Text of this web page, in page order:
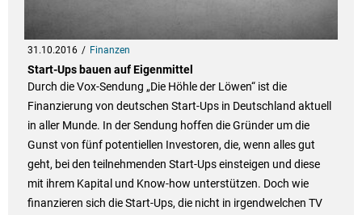
31.10.2016 Finanzen
Start-Ups bauen auf Eigenmittel
Durch die Vox-Sendung „Die Höhle der Löwen“ ist die
Finanzierung von deutschen Start-Ups in Deutschland aktuell
in aller Munde. In der Sendung hoffen die Gründer um die
Gunst von fünf potentiellen Investoren, die, wenn alles gut
geht, bei den teilnehmenden Start-Ups einsteigen und diese
mit ihrem Kapital und Know-how unterstützen. Doch wie
finanzieren sich die Start-Ups, die nicht in irgendwelchen TV